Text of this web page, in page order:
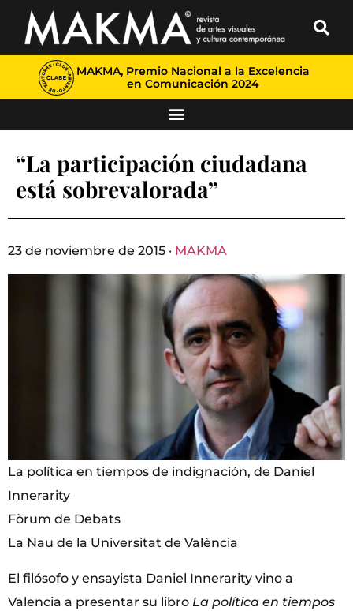
MAKMA, Premio Nacional a la Excelencia
en Comunicación 2024
“La participación ciudadana
está sobrevalorada”
23 de noviembre de 2015 · MAKMA
La política en tiempos de indignación, de Daniel
Innerarity
Fòrum de Debats
La Nau de la Universitat de València
El filósofo y ensayista Daniel Innerarity vino a
Valencia a presentar su libro La política en tiempos